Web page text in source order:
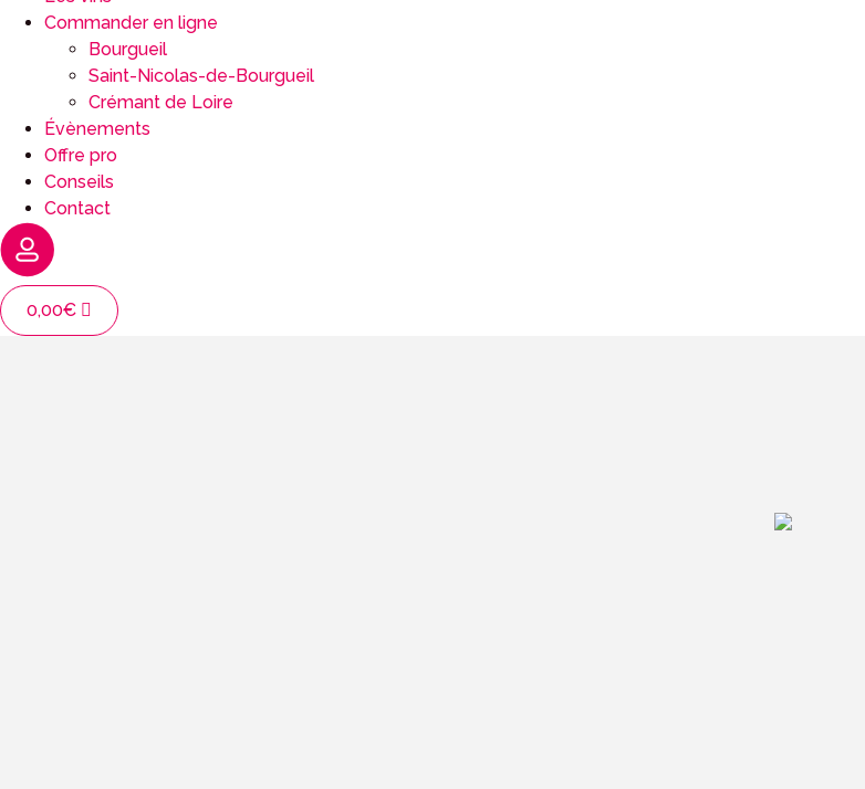
Commander en ligne
Bourgueil
Saint-Nicolas-de-Bourgueil
Crémant de Loire
Évènements
Offre pro
Conseils
Contact
0,00€